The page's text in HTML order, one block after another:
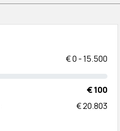
€0 -15.500
€ 100
€ 20.803